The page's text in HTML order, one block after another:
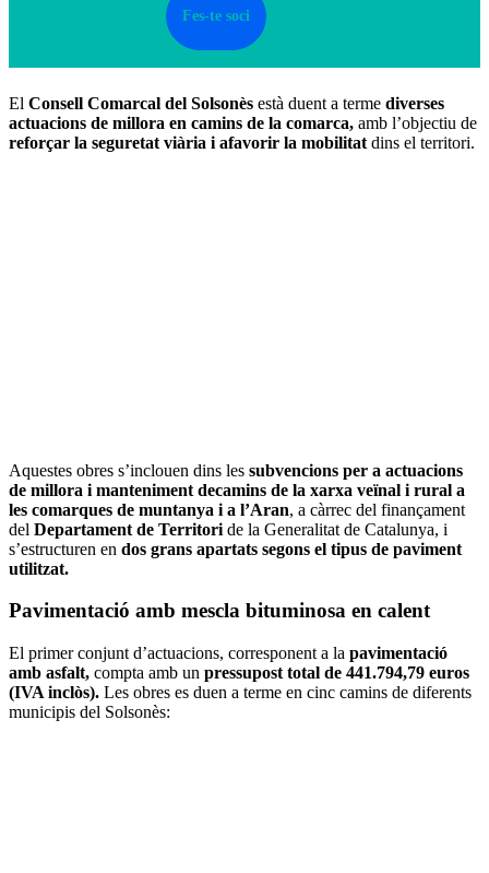
Fes-te soci
El Consell Comarcal del Solsonès està duent a terme diverses
actuacions de millora en camins de la comarca, amb l’objectiu de
reforçar la seguretat viària i afavorir la mobilitat dins el territori.
Aquestes obres s’inclouen dins les subvencions per a actuacions
de millora i manteniment decamins de la xarxa veïnal i rural a
les comarques de muntanya i a l’Aran, a càrrec del finançament
del Departament de Territori de la Generalitat de Catalunya, i
s’estructuren en dos grans apartats segons el tipus de paviment
utilitzat.
Pavimentació amb mescla bituminosa en calent
El primer conjunt d’actuacions, corresponent a la pavimentació
amb asfalt, compta amb un pressupost total de 441.794,79 euros
(IVA inclòs). Les obres es duen a terme en cinc camins de diferents
municipis del Solsonès: